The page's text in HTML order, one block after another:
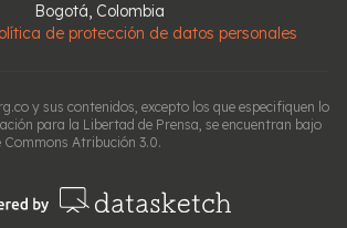
Bogotá, Colombia
de protección de datos personales
y sus contenidos, excepto los que especifiquen lo
para la Libertad de Prensa, se encuentran bajo
Commons Atribución 3.0.